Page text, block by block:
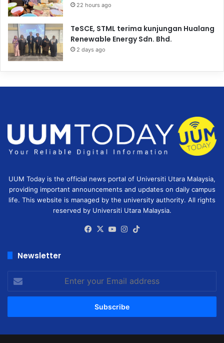
22 hours ago
TeSCE, STML terima kunjungan Hualang
Renewable Energy Sdn. Bhd.
2 days ago
UUM Today is the official news portal of Universiti Utara Malaysia,
providing important announcements and updates on daily campus
life. This website is managed by the university authority. All rights
reserved by Universiti Utara Malaysia.
Facebook
X YouTubeInstagram
Newsletter
your
Email